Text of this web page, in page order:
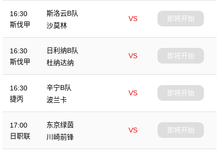
16:30
斯伐甲
斯洛云B队
VS
沙莫林
即将开始
16:30
斯伐甲
日利纳B队
VS
杜纳达纳
即将开始
16:30
捷丙
辛宁B队
VS
波兰卡
即将开始
17:00
日职联
东京绿茵
VS
川崎前锋
即将开始